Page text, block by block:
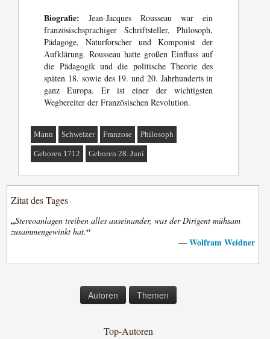
Biografie: Jean-Jacques Rousseau war ein
französischsprachiger Schriftsteller, Philosoph,
Pädagoge, Naturforscher und Komponist der
Aufklärung. Rousseau hatte großen Einfluss auf
die Pädagogik und die politische Theorie des
späten 18. sowie des 19. und 20. Jahrhunderts in
ganz Europa. Er ist einer der wichtigsten
Wegbereiter der Französischen Revolution.
Mann Schweizer Franzose Philosoph
Geboren 1712 Geboren 28. Juni
Zitat des Tages
„Stereoanlagen treiben alles auseinander, was der Dirigent mühsam
zusammengewinkt hat.“
— Wolfram Weidner
Autoren Themen
Top-Autoren